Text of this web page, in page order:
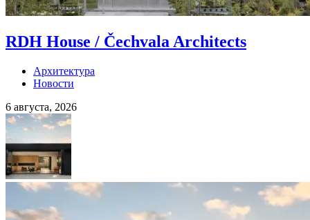
RDH House / Čechvala Architects
Архитектура
Новости
6 августа, 2026